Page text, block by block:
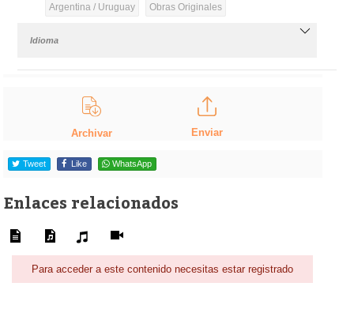
Argentina / Uruguay Obras Originales
Idioma
Archivar Enviar
Tweet Like WhatsApp
Enlaces relacionados
Para acceder a este contenido necesitas estar registrado